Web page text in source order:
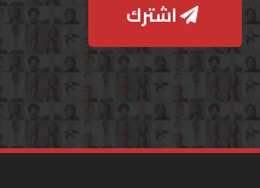
اشترك